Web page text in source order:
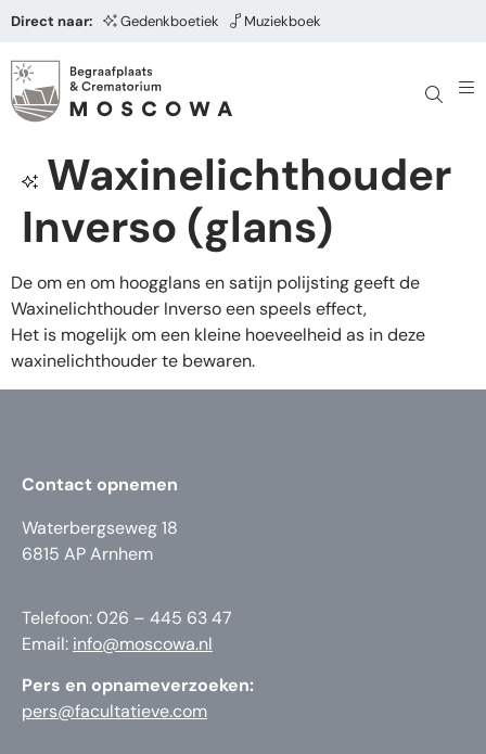
Direct naar: Gedenkboetiek Muziekboek
Waxinelichthouder
Inverso (glans)
De om en om hoogglans en satijn polijsting geeft de
Waxinelichthouder Inverso een speels effect,
Het is mogelijk om een kleine hoeveelheid as in deze
waxinelichthouder te bewaren.
Contact opnemen
Waterbergseweg 18
6815 AP Arnhem
Telefoon: 026 – 445 63 47
Email: info@moscowa.nl
Pers en opnameverzoeken:
pers@facultatieve.com